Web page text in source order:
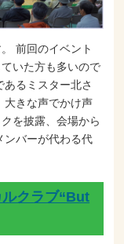
前回のイベント
いた方も多いので
るミスター北さ
大きな声でかけ声
を披露、会場から
ンバーが代わる代
ルクラブ“But